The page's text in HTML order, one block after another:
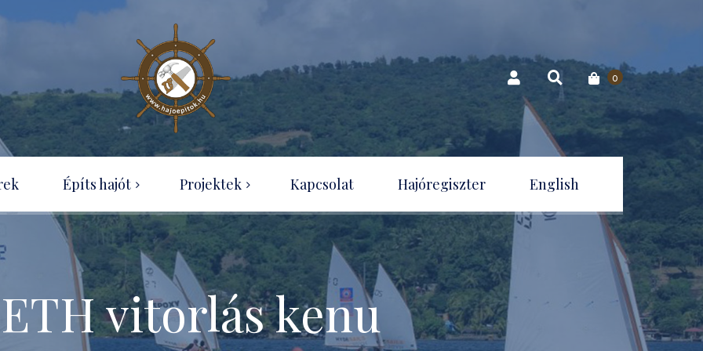
0
Építs hajót
Hajótípusok
Útmutatók rendelése
Ingyenesen letölthető
építési útmutatók
Projektek
Wood-canvas kenu
Ness Boat projekt
Optimist építése házilag
SecPerc kenu – projekt
Eureka 155 projekt
Kapcsolat Hajóregiszter English
vitorlás kenu